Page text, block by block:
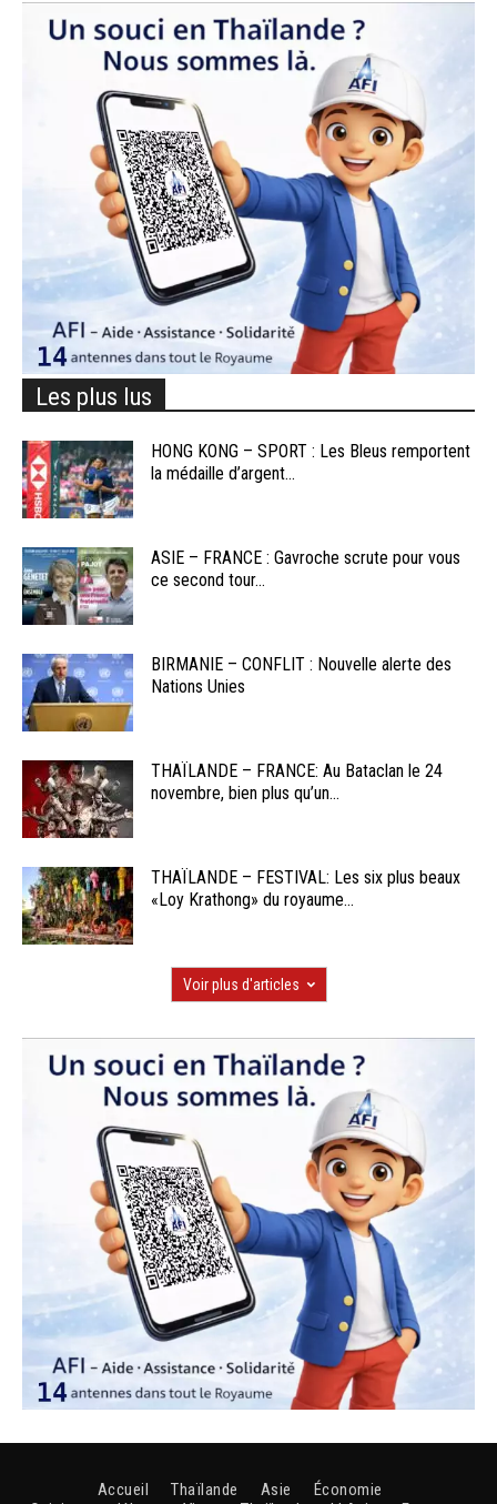
Les plus lus
HONG KONG – SPORT : Les Bleus remportent
la médaille d’argent...
ASIE – FRANCE : Gavroche scrute pour vous
ce second tour...
BIRMANIE – CONFLIT : Nouvelle alerte des
Nations Unies
THAÏLANDE – FRANCE: Au Bataclan le 24
novembre, bien plus qu’un...
THAÏLANDE – FESTIVAL: Les six plus beaux
«Loy Krathong» du royaume...
Voir plus d'articles
Accueil Thaïlande Asie
Économie